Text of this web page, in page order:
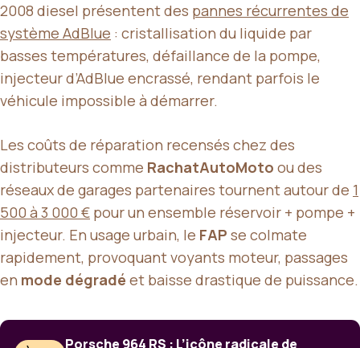
2008 diesel présentent des pannes récurrentes de
système AdBlue : cristallisation du liquide par
basses températures, défaillance de la pompe,
injecteur d’AdBlue encrassé, rendant parfois le
véhicule impossible à démarrer.
Les coûts de réparation recensés chez des
distributeurs comme RachatAutoMoto ou des
réseaux de garages partenaires tournent autour de 1
500 à 3 000 € pour un ensemble réservoir + pompe +
injecteur. En usage urbain, le FAP se colmate
rapidement, provoquant voyants moteur, passages
en mode dégradé et baisse drastique de puissance.
Porsche 964 RS : L’icône radicale de